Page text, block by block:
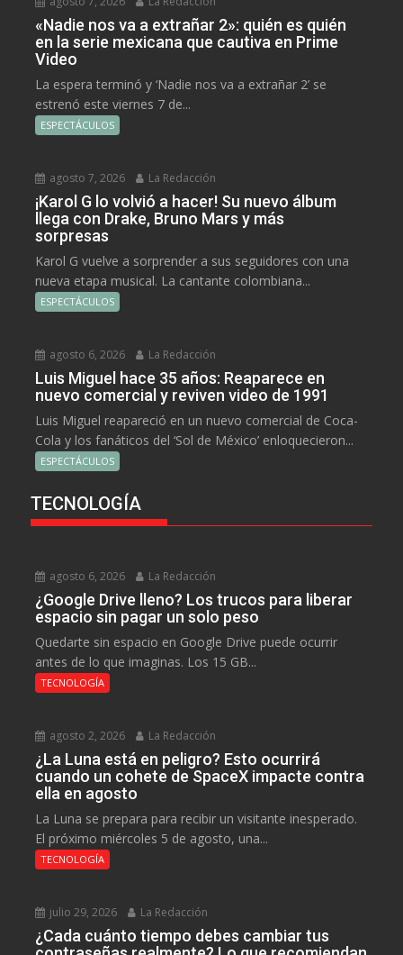
«Nadie nos va a extrañar 2»: quién es quién
en la serie mexicana que cautiva en Prime
Video
La espera terminó y ‘Nadie nos va a extrañar 2’ se
estrenó este viernes 7 de...
ESPECTÁCULOS
agosto 7, 2026 La Redacción
¡Karol G lo volvió a hacer! Su nuevo álbum
llega con Drake, Bruno Mars y más
sorpresas
Karol G vuelve a sorprender a sus seguidores con una
nueva etapa musical. La cantante colombiana...
ESPECTÁCULOS
agosto 6, 2026 La Redacción
Luis Miguel hace 35 años: Reaparece en
nuevo comercial y reviven video de 1991
Luis Miguel reapareció en un nuevo comercial de Coca-
Cola y los fanáticos del ‘Sol de México’ enloquecieron...
ESPECTÁCULOS
TECNOLOGÍA
agosto 6, 2026 La Redacción
¿Google Drive lleno? Los trucos para liberar
espacio sin pagar un solo peso
Quedarte sin espacio en Google Drive puede ocurrir
antes de lo que imaginas. Los 15 GB...
TECNOLOGÍA
agosto 2, 2026 La Redacción
¿La Luna está en peligro? Esto ocurrirá
cuando un cohete de SpaceX impacte contra
ella en agosto
La Luna se prepara para recibir un visitante inesperado.
El próximo miércoles 5 de agosto, una...
TECNOLOGÍA
julio 29, 2026 La Redacción
¿Cada cuánto tiempo debes cambiar tus